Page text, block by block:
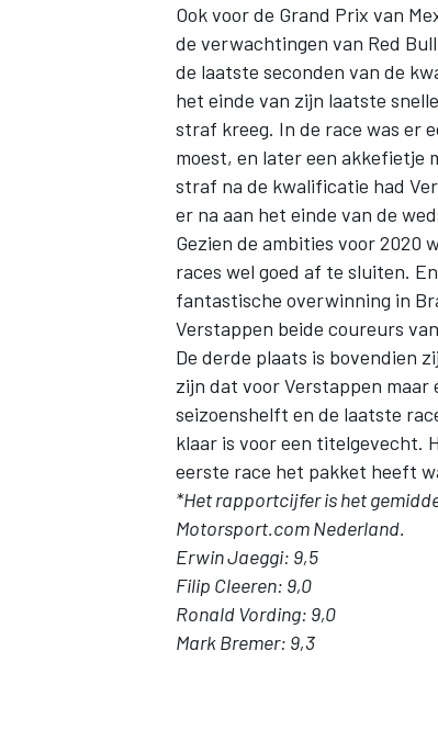
MEER RACEKLASSEN
Ook voor de Grand Prix van
de verwachtingen van Red
de laatste seconden van de
het einde van zijn laatste
straf kreeg. In de race was er
moest, en later een akkefietje
straf na de kwalificatie had
er na aan het einde van de
Gezien de ambities voor 2020
races wel goed af te sluiten.
fantastische overwinning in
Verstappen beide coureurs
De derde plaats is bovendien
zijn dat voor Verstappen
seizoenshelft en de laatste
klaar is voor een titelgevecht.
eerste race het pakket heeft
*Het rapportcijfer is het
Motorsport.com Nederland.
Erwin Jaeggi: 9,5
Filip Cleeren: 9,0
Ronald Vording: 9,0
Mark Bremer: 9,3